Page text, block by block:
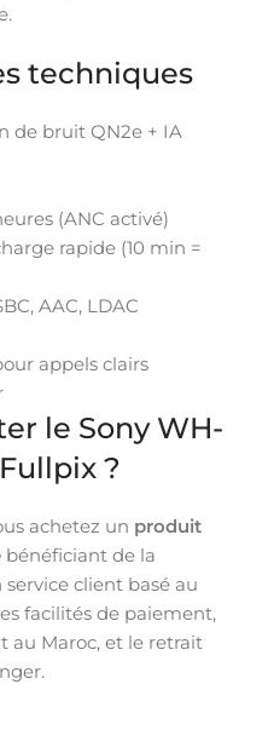
techniques
de bruit QN2e + IA
(ANC activé)
rapide (10 min =
AAC, LDAC
appels clairs
le Sony WH-
?
achetez un produit
bénéficiant de la
client basé au
facilités de paiement,
au Maroc, et le retrait